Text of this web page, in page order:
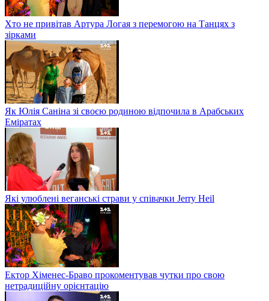
Хто не привітав Артура Логая з перемогою на Танцях з
зірками
Як Юлія Саніна зі своєю родиною відпочила в Арабських
Еміратах
Які улюблені веганські страви у співачки Jerry Heil
Ектор Хіменес-Браво прокоментував чутки про свою
нетрадиційну орієнтацію